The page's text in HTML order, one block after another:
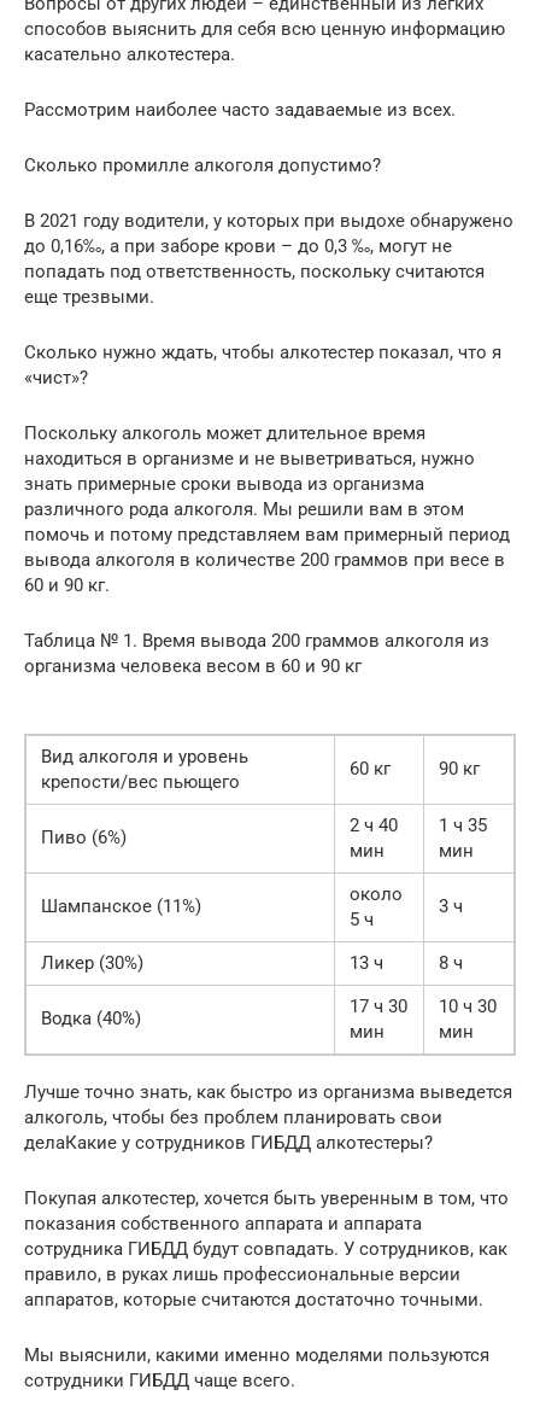
способов выяснить для себя всю ценную информацию
касательно алкотестера.
Рассмотрим наиболее часто задаваемые из всех.
Сколько промилле алкоголя допустимо?
В 2021 году водители, у которых при выдохе обнаружено
до 0,16‰, а при заборе крови – до 0,3 ‰, могут не
попадать под ответственность, поскольку считаются
еще трезвыми.
Сколько нужно ждать, чтобы алкотестер показал, что я
«чист»?
Поскольку алкоголь может длительное время
находиться в организме и не выветриваться, нужно
знать примерные сроки вывода из организма
различного рода алкоголя. Мы решили вам в этом
помочь и потому представляем вам примерный период
вывода алкоголя в количестве 200 граммов при весе в
60 и 90 кг.
Таблица № 1. Время вывода 200 граммов алкоголя из
организма человека весом в 60 и 90 кг
Вид алкоголя и уровень
крепости/вес пьющего
60 кг 90 кг
Пиво (6%)
2 ч 40
мин
1 ч 35
мин
Шампанское (11%)
около
5 ч
3 ч
Ликер (30%) 13 ч 8 ч
Водка (40%)
17 ч 30
мин
10 ч 30
мин
Лучше точно знать, как быстро из организма выведется
алкоголь, чтобы без проблем планировать свои
делаКакие у сотрудников ГИБДД алкотестеры?
Покупая алкотестер, хочется быть уверенным в том, что
показания собственного аппарата и аппарата
сотрудника ГИБДД будут совпадать. У сотрудников, как
правило, в руках лишь профессиональные версии
аппаратов, которые считаются достаточно точными.
Мы выяснили, какими именно моделями пользуются
сотрудники ГИБДД чаще всего.